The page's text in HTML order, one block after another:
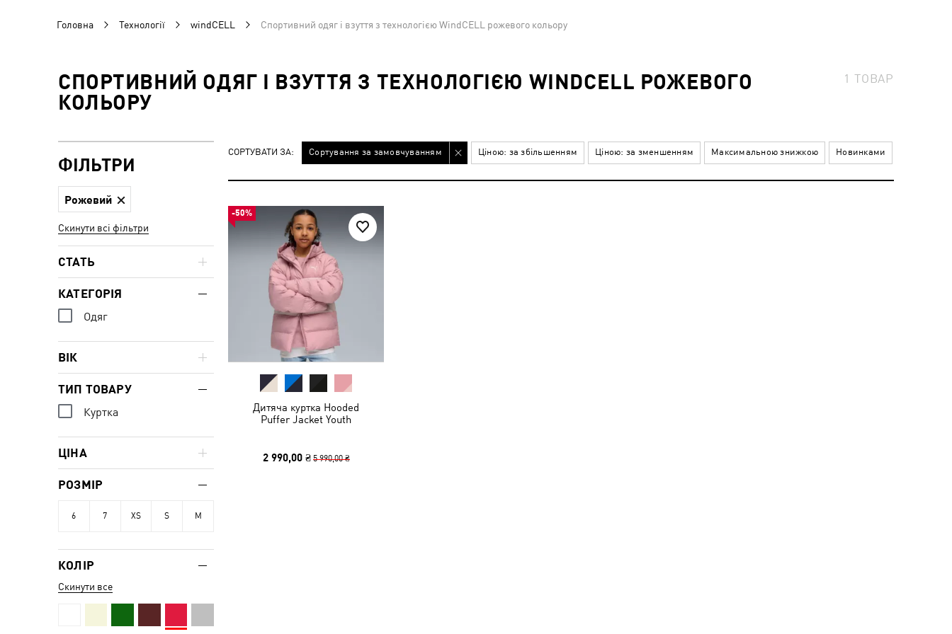
Головна Технології windCELL Спортивний одяг і взуття з технологією WindCELL рожевого кольору
СПОРТИВНИЙ ОДЯГ І ВЗУТТЯ З ТЕХНОЛОГІЄЮ WINDCELL РОЖЕВОГО
КОЛЬОРУ
1 ТОВАР
СОРТУВАТИ ЗА: Сортування за замовчуванням Ціною: за збільшенням Ціною: за зменшенням Максимальною знижкою Новинками
-50%
Дитяча куртка Hooded
Puffer Jacket Youth
2 990,00 ₴ 5 990,00 ₴
ФІЛЬТРИ
Рожевий
Скинути всі фільтри
СТАТЬ
КАТЕГОРІЯ
Одяг
ВІК
ТИП ТОВАРУ
Куртка
ЦІНА
РОЗМІР
6 7 XS S M
КОЛІР
Скинути все